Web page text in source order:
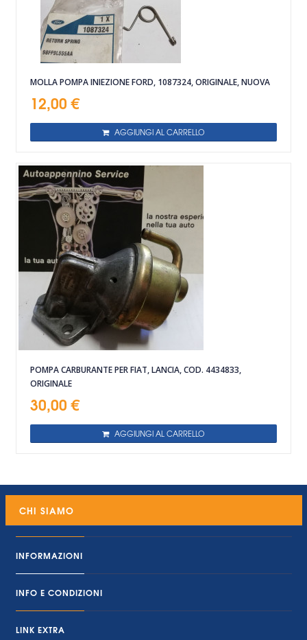
MOLLA POMPA INIEZIONE FORD, 1087324, ORIGINALE, NUOVA
12,00 €
AGGIUNGI AL CARRELLO
POMPA CARBURANTE PER FIAT, LANCIA, COD. 4434833,
ORIGINALE
30,00 €
AGGIUNGI AL CARRELLO
CHI SIAMO
INFORMAZIONI
INFO E CONDIZIONI
LINK EXTRA